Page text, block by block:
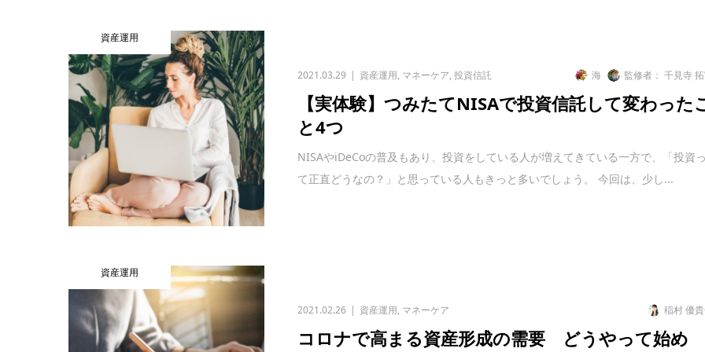
資産運用
2021.03.29 資産運用, マネーケア,投資信託 海 監修者： 千見寺
【実体験】つみたてNISAで投資信託して変わった
と4つ
NISAやiDeCoの普及もあり、投資をしている人が増えてきている一方で、「投資っ
て正直どうなの？」と思っている人もきっと多いでしょう。 今回は、少し...
資産運用
2021.02.26 資産運用, マネーケア 稲村 優
コロナで高まる資産形成の需要 どうやって始め